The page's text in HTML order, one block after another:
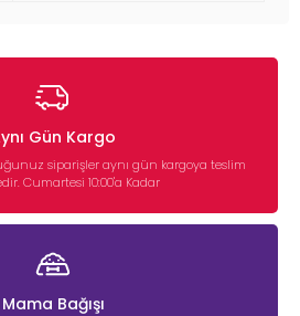
Gün Kargo
siparişler aynı gün kargoya teslim
Cumartesi 10:00'a Kadar
Mama Bağışı